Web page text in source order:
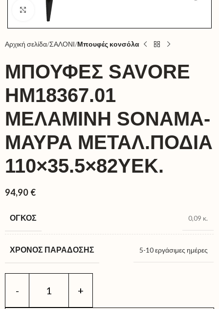
Click to enlarge
Αρχική σελίδα ΣΑΛΟΝΙ Μπουφές κονσόλα
ΜΠΟΥΦΕΣ SAVORE
HM18367.01
ΜΕΛΑΜΙΝΗ SONAMA-
ΜΑΥΡΑ ΜΕΤΑΛ.ΠΟΔΙΑ
110×35.5×82ΥΕΚ.
94,90 €
ΌΓΚΟΣ 0,09 κ.
ΧΡΌΝΟΣ ΠΑΡΆΔΟΣΗΣ 5-10 εργάσιμες ημέρες